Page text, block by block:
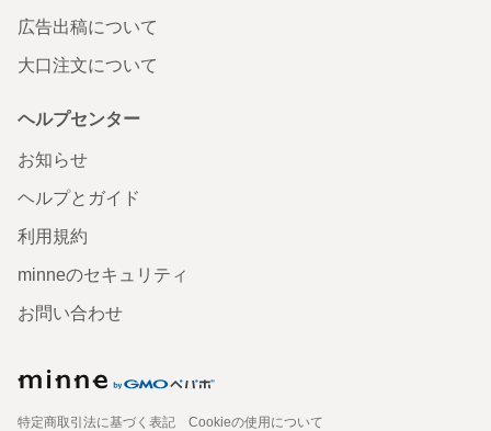
広告出稿について
大口注文について
ヘルプセンター
お知らせ
ヘルプとガイド
利用規約
minneのセキュリティ
お問い合わせ
特定商取引法に基づく表記
Cookieの使用について